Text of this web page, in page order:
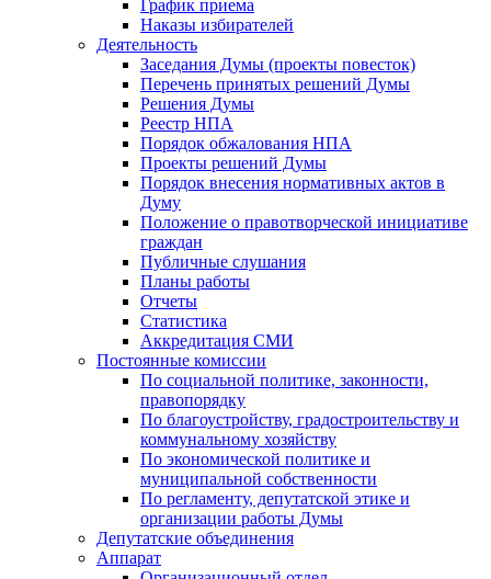
График приема
Наказы избирателей
Деятельность
Заседания Думы (проекты повесток)
Перечень принятых решений Думы
Решения Думы
Реестр НПА
Порядок обжалования НПА
Проекты решений Думы
Порядок внесения нормативных актов в
Думу
Положение о правотворческой инициативе
граждан
Публичные слушания
Планы работы
Отчеты
Статистика
Аккредитация СМИ
Постоянные комиссии
По социальной политике, законности,
правопорядку
По благоустройству, градостроительству и
коммунальному хозяйству
По экономической политике и
муниципальной собственности
По регламенту, депутатской этике и
организации работы Думы
Депутатские объединения
Аппарат